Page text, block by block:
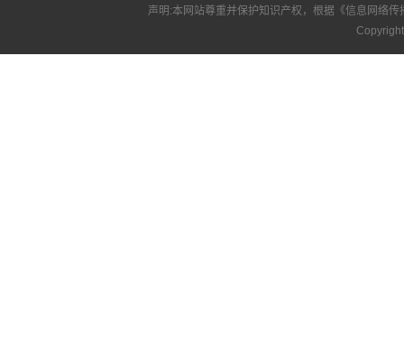
声明:本网站尊重并保护知识产权，根据《信息网络